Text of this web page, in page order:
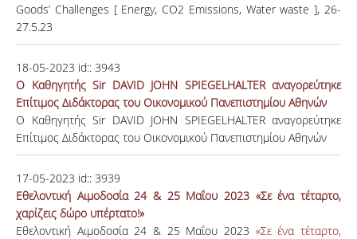
Goods’ Challenges [ Energy, CO2 Emissions, Water waste ], 26-
27.5.23
18-05-2023 id:: 3943
O Καθηγητής Sir DAVID JOHN SPIEGELHALTER αναγορεύτηκε
Επίτιμος Διδάκτορας του Οικονομικού Πανεπιστημίου Αθηνών
O Καθηγητής Sir DAVID JOHN SPIEGELHALTER αναγορεύτηκε
Επίτιμος Διδάκτορας του Οικονομικού Πανεπιστημίου Αθηνών
17-05-2023 id:: 3939
Εθελοντική Αιμοδοσία 24 & 25 Μαΐου 2023 «Σε ένα τέταρτο,
χαρίζεις δώρο υπέρτατο!»
Εθελοντική Αιμοδοσία 24 & 25 Μαΐου 2023 «Σε ένα τέταρτο,